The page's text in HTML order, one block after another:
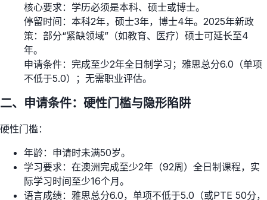
核心要求：学历必须是本科、硕士或博士。
停留时间：本科2年，硕士3年，博士4年。2025年新政
策：部分“紧缺领域”（如教育、医疗）硕士可延长至4
年。
申请条件：完成至少2年全日制学习；雅思总分6.0（单项
不低于5.0）；无需职业评估。
二、申请条件：硬性门槛与隐形陷阱
硬性门槛：
年龄：申请时未满50岁。
学习要求：在澳洲完成至少2年（92周）全日制课程，实
际学习时间至少16个月。
语言成绩：雅思总分6.0，单项不低于5.0（或PTE 50分，